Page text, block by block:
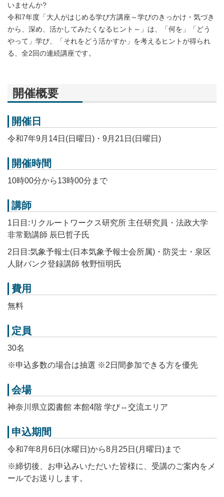
いませんか?
令和7年度「大人がはじめる学び方講座～学びのきっかけ・気づき
から、深め、活かしてみたくなるヒント～」は、「何を」「どう
やって」学び、「それをどう活かすか」を考えるヒントが得られ
る、全2回の連続講座です。
開催概要
開催日
令和7年9月14日(日曜日)・9月21日(日曜日)
開催時間
10時00分から13時00分まで
講師
1 日目: リクルートワークス研究所 主任研究員・法政大学
非常勤講師 辰巳哲子氏
2 日目:気象予報士(日本気象予報士会所属)・防災士・泉区
人財バンク登録講師 牧野恒明氏
費用
無料
定員
30名
※申込多数の場合は抽選 ※2日間参加できる方を優先
会場
神奈川県立図書館 本館4階 学び⇔交流エリア
申込期間
令和7年8月6日(水曜日)から8月25日(月曜日)まで
※締切後、お申込みいただいた皆様に、受講のご案内をメ
ールでお送りします。